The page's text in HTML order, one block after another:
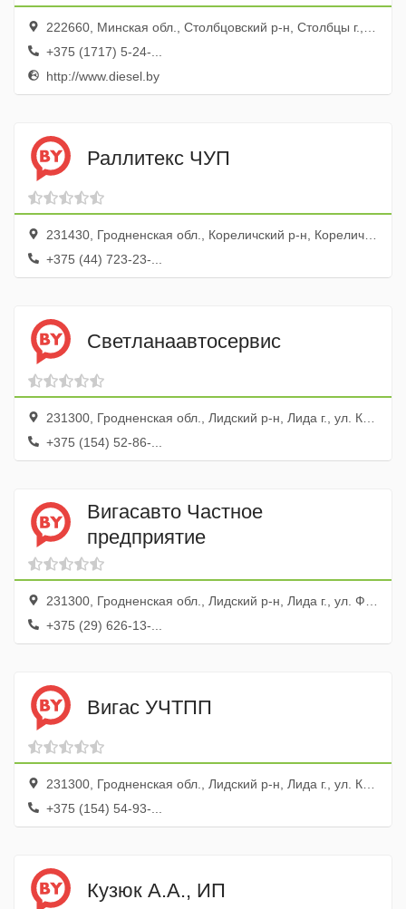
222660, Минская обл., Столбцовский р-н, Столбцы г., ул. Социалистическая, 40б
+375 (1717) 5-24-...
http://www.diesel.by
Раллитекс ЧУП
231430, Гродненская обл., Кореличский р-н, Кореличи г., ул. Гагарина, 4
+375 (44) 723-23-...
Светланаавтосервис
231300, Гродненская обл., Лидский р-н, Лида г., ул. Качана, 7
+375 (154) 52-86-...
Вигасавто Частное
предприятие
231300, Гродненская обл., Лидский р-н, Лида г., ул. Фомичева, 3а
+375 (29) 626-13-...
Вигас УЧТПП
231300, Гродненская обл., Лидский р-н, Лида г., ул. Космонавтов, 14, корп.1
+375 (154) 54-93-...
Кузюк А.А., ИП